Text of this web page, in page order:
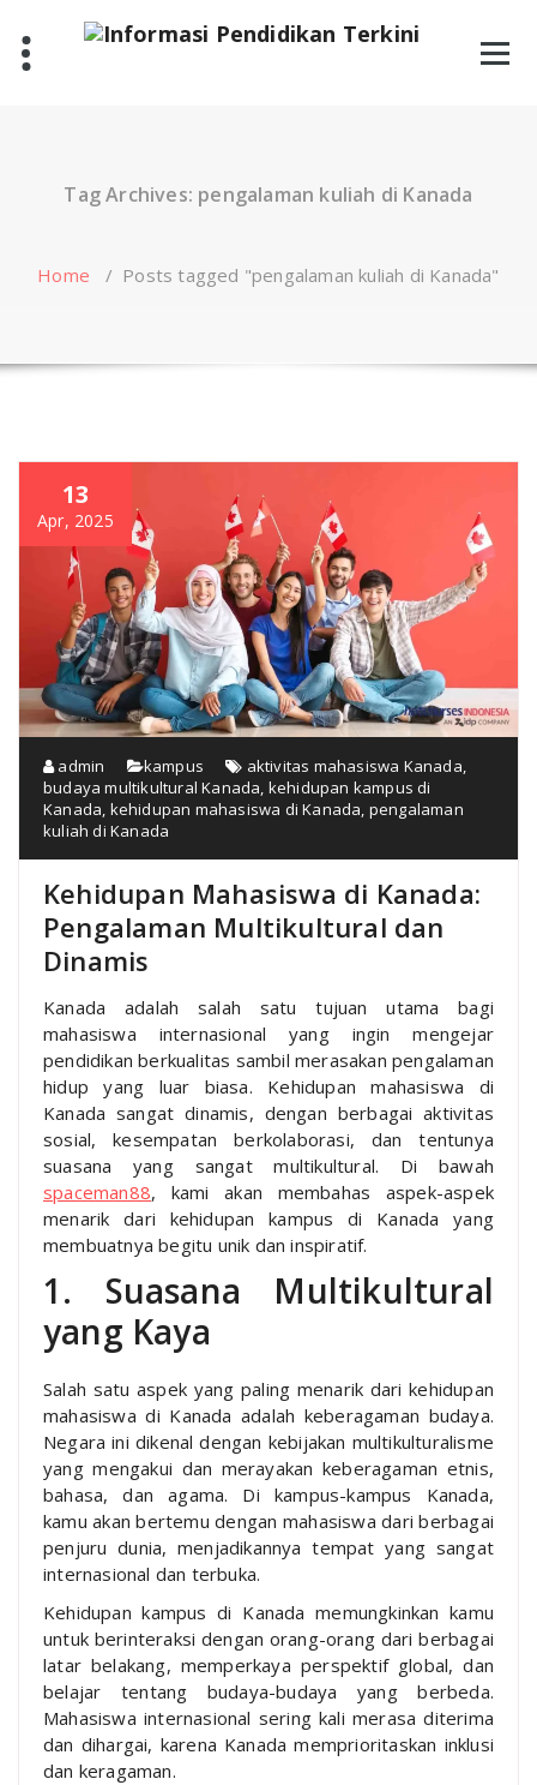
content
Tag Archives: pengalaman kuliah di Kanada
Home / Posts tagged "pengalaman kuliah di Kanada"
13
Apr, 2025
admin kampus aktivitas mahasiswa Kanada,
budaya multikultural Kanada, kehidupan kampus di
Kanada, kehidupan mahasiswa di Kanada, pengalaman
kuliah di Kanada
Kehidupan Mahasiswa di Kanada:
Pengalaman Multikultural dan
Dinamis
Kanada adalah salah satu tujuan utama bagi
mahasiswa internasional yang ingin mengejar
pendidikan berkualitas sambil merasakan pengalaman
hidup yang luar biasa. Kehidupan mahasiswa di
Kanada sangat dinamis, dengan berbagai aktivitas
sosial, kesempatan berkolaborasi, dan tentunya
suasana yang sangat multikultural. Di bawah
spaceman88, kami akan membahas aspek-aspek
menarik dari kehidupan kampus di Kanada yang
membuatnya begitu unik dan inspiratif.
1. Suasana Multikultural
yang Kaya
Salah satu aspek yang paling menarik dari kehidupan
mahasiswa di Kanada adalah keberagaman budaya.
Negara ini dikenal dengan kebijakan multikulturalisme
yang mengakui dan merayakan keberagaman etnis,
bahasa, dan agama. Di kampus-kampus Kanada,
kamu akan bertemu dengan mahasiswa dari berbagai
penjuru dunia, menjadikannya tempat yang sangat
internasional dan terbuka.
Kehidupan kampus di Kanada memungkinkan kamu
untuk berinteraksi dengan orang-orang dari berbagai
latar belakang, memperkaya perspektif global, dan
belajar tentang budaya-budaya yang berbeda.
Mahasiswa internasional sering kali merasa diterima
dan dihargai, karena Kanada memprioritaskan inklusi
dan keragaman.